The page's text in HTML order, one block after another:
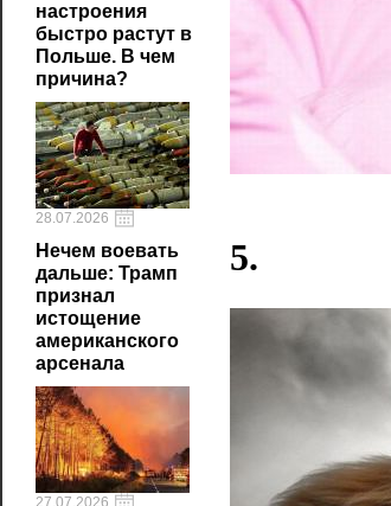
настроения
быстро растут в
Польше. В чем
причина?
28.07.2026
Нечем воевать
дальше: Трамп
признал
истощение
американского
арсенала
27.07.2026
5.